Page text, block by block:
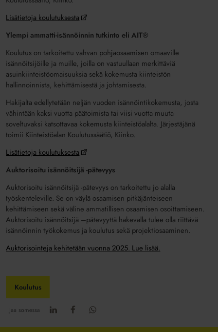
Lisätietoja koulutuksesta
Ylempi ammatti-isännöinnin tutkinto eli AIT®
Koulutus on tarkoitettu vahvan pohjaosaamisen omaaville
isännöitsijöille ja muille, joilla on vastuullaan merkittäviä
asuinkiinteistöomaisuuksia sekä kokemusta kiinteistön
hallinnoinnista, kehittämisestä ja johtamisesta.
Hakijalta edellytetään neljän vuoden isännöintikokemusta, josta
vähintään kaksi vuotta päätoimista tai viisi vuotta muuta
soveltuvaksi katsottavaa kokemusta kiinteistöalalta. Järjestäjänä
toimii Kiinteistöalan Koulutussäätiö, Kiinko.
Lisätietoja koulutuksesta
Auktorisoitu isännöitsijä -pätevyys
Auktorisoitu isännöitsijä -pätevyys on tarkoitettu jo alalla
työskenteleville. Se on väylä osaamisen pitkäjänteiseen
kehittämiseen sekä väline ammatillisen osaamisen osoittamiseen.
Auktorisoitu isännöitsijä –pätevyyttä hakevalla tulee olla riittävä
isännöinnin työkokemus ja koulutus sekä projektiosaaminen.
Auktorisointeja kehitetään vuonna 2025. Lue lisää.
Koulutus
Jaa somessa